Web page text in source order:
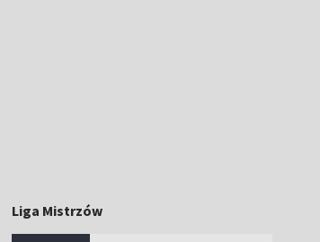
Liga Mistrzów